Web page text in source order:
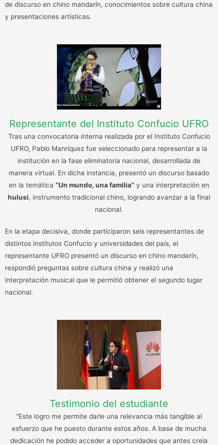
de discurso en chino mandarín, conocimientos sobre cultura china
y presentaciones artísticas.
Representante del Instituto Confucio UFRO
Tras una convocatoria interna realizada por el Instituto Confucio
UFRO, Pablo Manríquez fue seleccionado para representar a la
institución en la fase eliminatoria nacional, desarrollada de
manera virtual. En dicha instancia, presentó un discurso basado
en la temática “Un mundo, una familia” y una interpretación en
hulusi, instrumento tradicional chino, logrando avanzar a la final
nacional.
En la etapa decisiva, donde participaron seis representantes de
distintos institutos Confucio y universidades del país, el
representante UFRO presentó un discurso en chino mandarín,
respondió preguntas sobre cultura china y realizó una
interpretación musical que le permitió obtener el segundo lugar
nacional.
Testimonio del estudiante
“Este logro me permite darle una relevancia más tangible al
esfuerzo que he puesto durante estos años. A base de mucha
dedicación he podido acceder a oportunidades que antes creía